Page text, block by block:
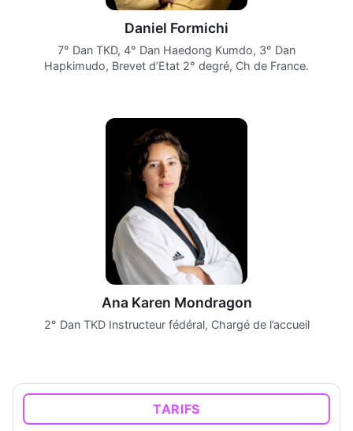
Daniel Formichi
7° Dan TKD, 4° Dan Haedong Kumdo, 3° Dan
Hapkimudo, Brevet d’Etat 2° degré, Ch de France.
Ana Karen Mondragon
2° Dan TKD Instructeur fédéral, Chargé de l’accueil
TARIFS